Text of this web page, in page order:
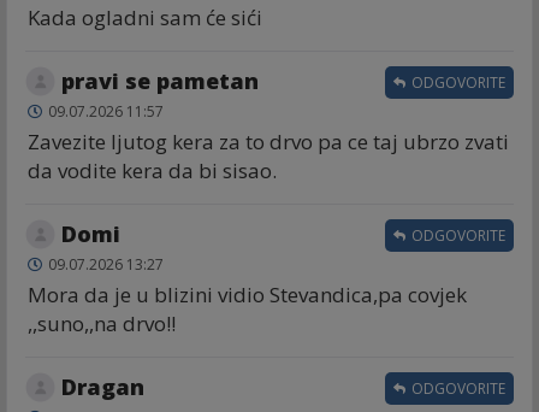
Kada ogladni sam će sići
pravi se pametan
09.07.2026 11:57
Zavezite ljutog kera za to drvo pa ce taj ubrzo zvati
da vodite kera da bi sisao.
ODGOVORITE
Domi
09.07.2026 13:27
Mora da je u blizini vidio Stevandica,pa covjek
,,suno,,na drvo!!
ODGOVORITE
Dragan ODGOVORITE